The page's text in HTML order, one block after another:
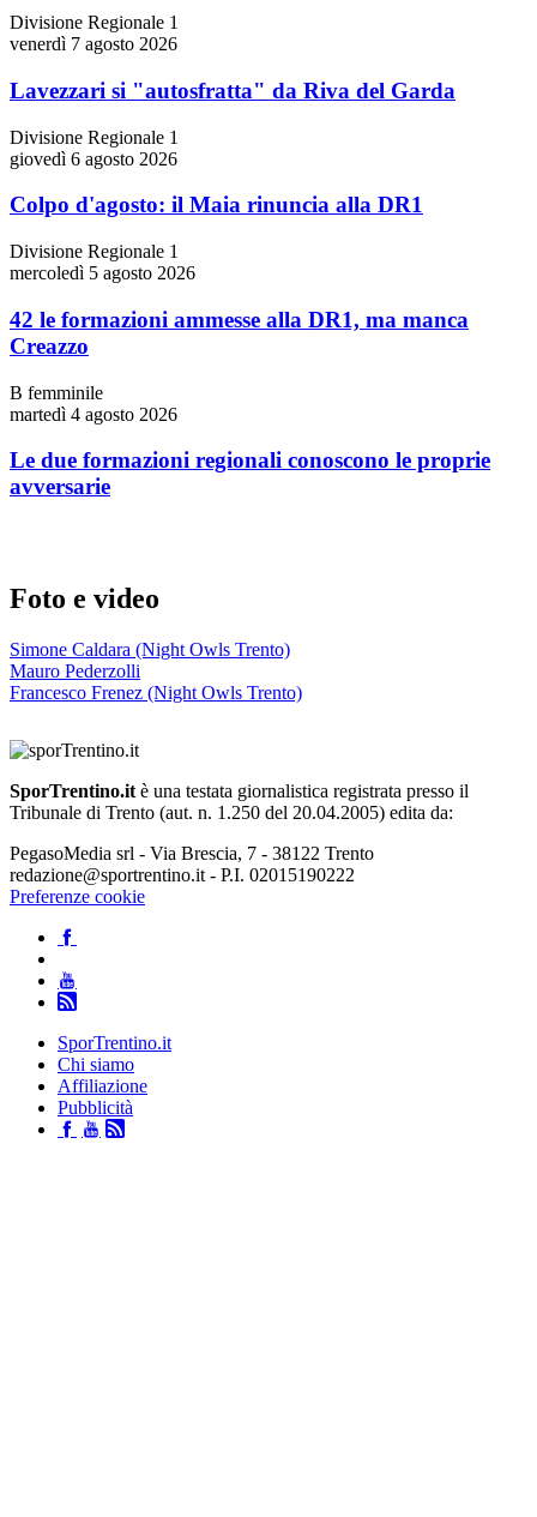
Divisione Regionale 1
venerdì 7 agosto 2026
Lavezzari si "autosfratta" da Riva del Garda
Divisione Regionale 1
giovedì 6 agosto 2026
Colpo d'agosto: il Maia rinuncia alla DR1
Divisione Regionale 1
mercoledì 5 agosto 2026
42 le formazioni ammesse alla DR1, ma manca
Creazzo
B femminile
martedì 4 agosto 2026
Le due formazioni regionali conoscono le proprie
avversarie
Foto e video
Simone Caldara (Night Owls Trento)
Mauro Pederzolli
Francesco Frenez (Night Owls Trento)
SporTrentino.it è una testata giornalistica registrata presso il
Tribunale di Trento (aut. n. 1.250 del 20.04.2005) edita da:
PegasoMedia srl - Via Brescia, 7 - 38122 Trento
redazione@sportrentino.it - P.I. 02015190222
Preferenze cookie
SporTrentino.it
Chi siamo
Affiliazione
Pubblicità